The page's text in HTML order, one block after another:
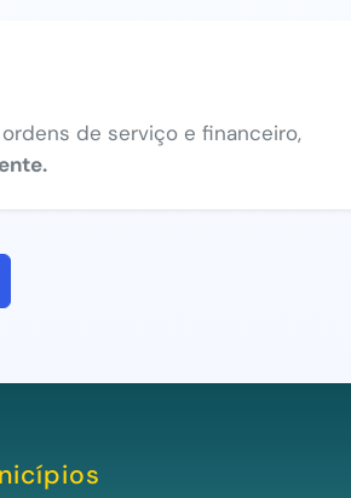
de serviço e financeiro,